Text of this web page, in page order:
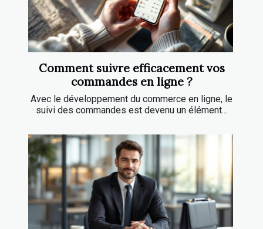
Comment suivre efficacement vos
commandes en ligne ?
Avec le développement du commerce en ligne, le
suivi des commandes est devenu un élément...